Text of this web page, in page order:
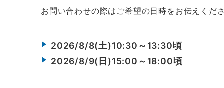
お問い合わせの際はご希望の日時をお伝えくだ
2026/8/8(土)10:30～13:30頃
2026/8/9(日)15:00～18:00頃